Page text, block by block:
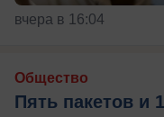
вчера в 16:04
Общество
Пять пакетов и